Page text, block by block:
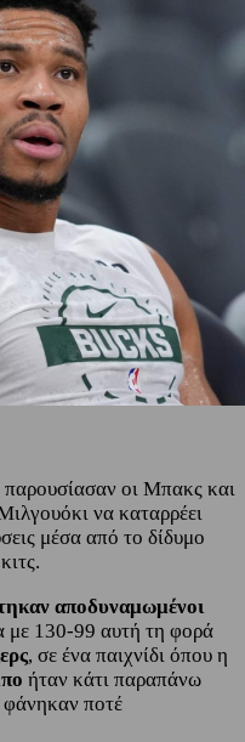
παρουσίασαν οι Μπακς και
να καταρρέει
μέσα από το δίδυμο
αποδυναμωμένοι
με 130-99 αυτή τη φορά
, σε ένα παιχνίδι όπου η
ήταν κάτι παραπάνω
ποτέ